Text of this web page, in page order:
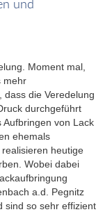
und
Moment mal,
mehr
dass die Veredelung
durchgeführt
von Lack
ehemals
heutige
Wobei dabei
a.d. Pegnitz
sind so sehr effizient